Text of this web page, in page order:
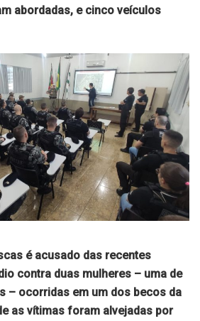
abordadas, e cinco veículos
é acusado das recentes
contra duas mulheres – uma de
– ocorridas em um dos becos da
as vítimas foram alvejadas por